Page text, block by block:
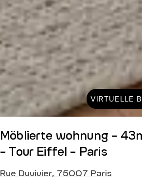
VIRTUELLE
Möblierte wohnung -
- Tour Eiffel - Paris
Rue Duvivier, 75007 Paris